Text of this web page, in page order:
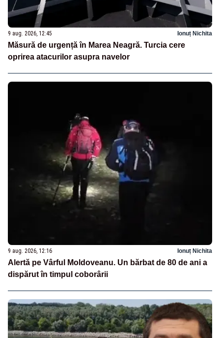
9 aug. 2026, 12:45 Ionuț Nichita
Măsură de urgență în Marea Neagră. Turcia cere
oprirea atacurilor asupra navelor
9 aug. 2026, 12:16 Ionuț Nichita
Alertă pe Vârful Moldoveanu. Un bărbat de 80 de ani a
dispărut în timpul coborârii